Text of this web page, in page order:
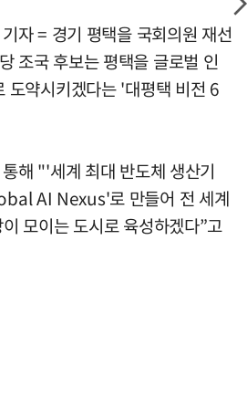
자 = 경기 평택을 국회의원 재선
조국 후보는 평택을 글로벌 인
도약시키겠다는 '대평택 비전 6
해 "'세계 최대 반도체 생산기
AI Nexus'로 만들어 전 세계
모이는 도시로 육성하겠다”고